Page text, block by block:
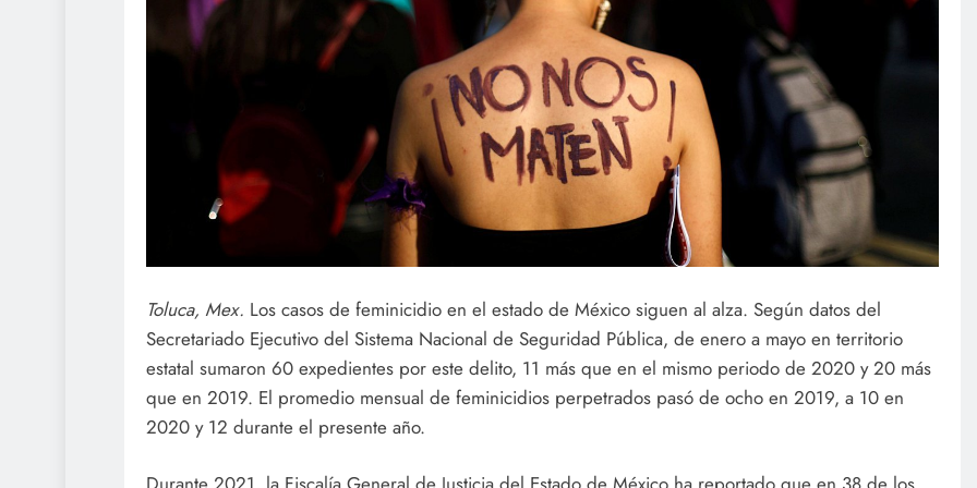
Toluca, Mex. Los casos de feminicidio en el estado de México siguen al alza. Según datos del
Secretariado Ejecutivo del Sistema Nacional de Seguridad Pública, de enero a mayo en territorio
estatal sumaron 60 expedientes por este delito, 11 más que en el mismo periodo de 2020 y 20 más
que en 2019. El promedio mensual de feminicidios perpetrados pasó de ocho en 2019, a 10 en
2020 y 12 durante el presente año.